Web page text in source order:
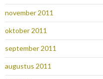
november 2011
oktober 2011
september 2011
augustus 2011